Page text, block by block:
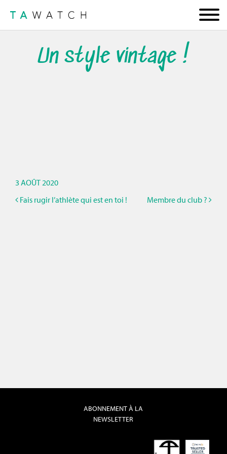
Un style vintage !
3 AOÛT 2020
Fais rugir l’athlète qui est en toi !
Membre du club ?
ABONNEMENT À LA
NEWSLETTER